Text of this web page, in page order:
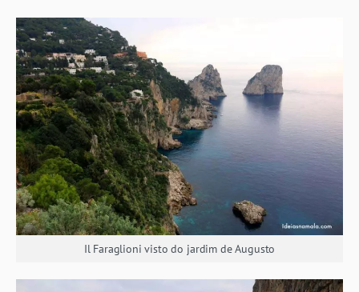
Il Faraglioni visto do jardim de Augusto